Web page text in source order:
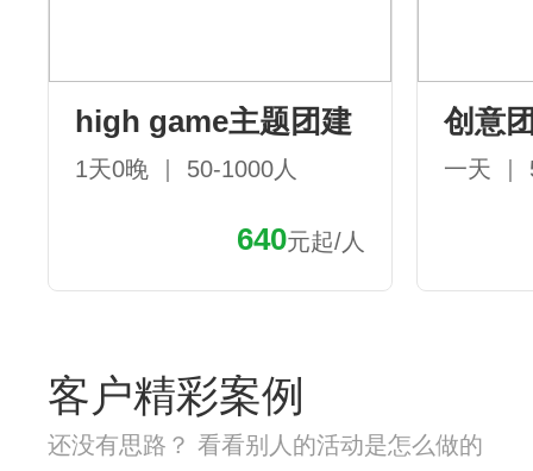
high game主题团建
1天0晚 ｜ 50-1000人
640元起/人
创意
一天 ｜
客户精彩案例
还没有思路？ 看看别人的活动是怎么做的